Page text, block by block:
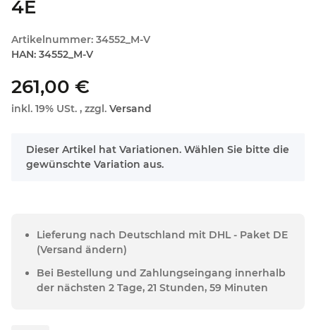
4E
Artikelnummer: 34552_M-V
HAN: 34552_M-V
261,00 €
inkl. 19% USt. , zzgl. Versand
x
Dieser Artikel hat Variationen. Wählen Sie bitte die
gewünschte Variation aus.
Lieferung nach Deutschland mit DHL - Paket DE
(Versand ändern)
Bei Bestellung und Zahlungseingang innerhalb
der nächsten 2 Tage, 21 Stunden, 59 Minuten